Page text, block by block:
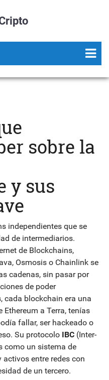
sobre la
y sus
independientes que se
de intermediarios.
de Blockchains,
Osmosis o Chainlink se
cadenas, sin pasar por
de poder
cada blockchain era una
a Terra, tenías
fallar, ser hackeado o
Su protocolo IBC (Inter-
como un sistema de
entre redes con
de un tercero.